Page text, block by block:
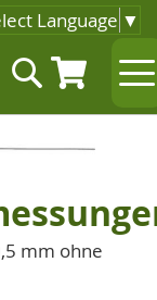
Language ▼
Inhalt
springen
Suche
mm ohne